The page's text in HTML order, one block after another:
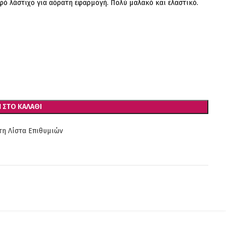
για αόρατη εφαρμογή. Πολύ μαλακό και ελαστικό.
ΚΑΛΆΘΙ
Λίστα Επιθυμιών